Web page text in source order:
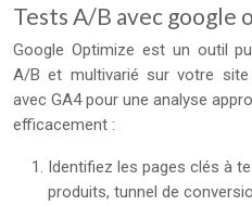
Tests A/B avec google
Google Optimize est un outil
A/B et multivarié sur votre site
avec GA4 pour une analyse
efficacement :
Identifiez les pages clés à
produits, tunnel de